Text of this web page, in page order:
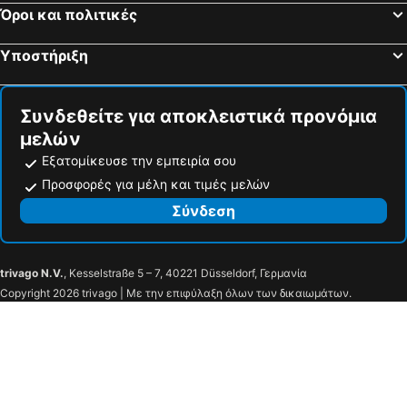
Αλωνάκι
Παραλία Μπέλλα Βράκα
Κουρούτας
Καταφύγιο Οίτη
Γρίμποβο
Αγία Παρασκευή
Λίμνη Παμβώτις
Γυφτόκαμπος
Αρχαία Πάλαιρος
Περτούλι
Παραδοσιακό Κέντρο Καστοριάς
Λιμάνι του Γάιου
Σπιάτζα
Μογγονήσι
Κιπιάδι
Στέρνες
Λιμάνι Λάκκας
Αντίπαξος
Μεσοβρίκα
Όροι και πολιτικές
Υποστήριξη
Συνδεθείτε για αποκλειστικά προνόμια
μελών
Εξατομίκευσε την εμπειρία σου
Προσφορές για μέλη και τιμές μελών
Σύνδεση
trivago N.V., Kesselstraße 5 – 7, 40221 Düsseldorf, Γερμανία
Copyright 2026 trivago | Με την επιφύλαξη όλων των δικαιωμάτων.